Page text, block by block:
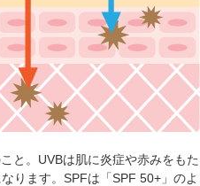
と。UVBは肌に炎症や赤みをもた
ります。SPFは「SPF 50+」のよ